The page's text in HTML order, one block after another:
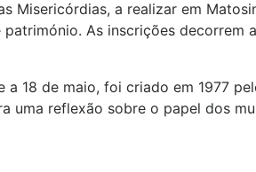
Misericórdias, a realizar em
As inscrições decorrem
18 de maio, foi criado em 1977
reflexão sobre o papel dos